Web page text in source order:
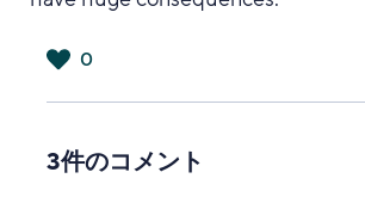
0
3件のコメント